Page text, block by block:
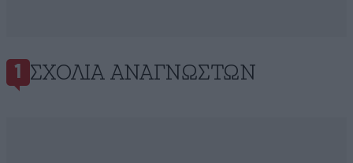
1 ΣΧΌΛΙΑ ΑΝΑΓΝΩΣΤΏΝ